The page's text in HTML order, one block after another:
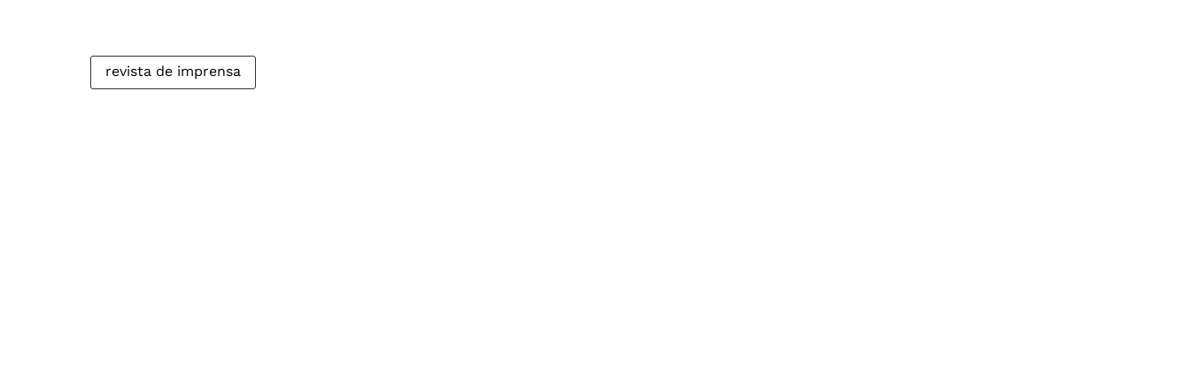
revista de imprensa